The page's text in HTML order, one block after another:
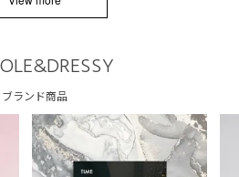
ブランド商品